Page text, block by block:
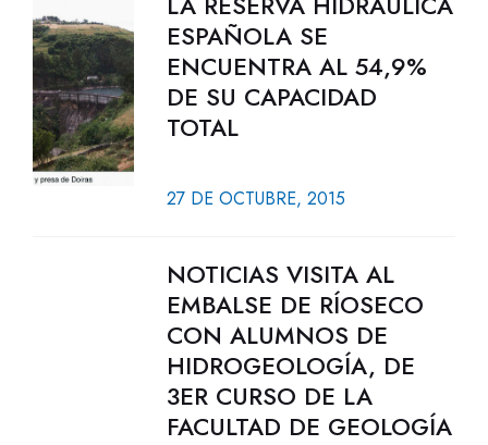
ESPAÑOLA SE
ENCUENTRA AL 54,9%
DE SU CAPACIDAD
TOTAL
27 DE OCTUBRE, 2015
NOTICIAS VISITA AL
EMBALSE DE RÍOSECO
CON ALUMNOS DE
HIDROGEOLOGÍA, DE
3ER CURSO DE LA
FACULTAD DE GEOLOGÍA